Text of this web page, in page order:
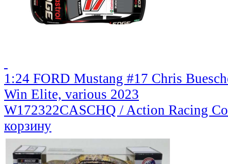
1:24 FORD Mustang #17 Chris
Win Elite, various 2023
W172322CASCHQ / Action Racing
корзину